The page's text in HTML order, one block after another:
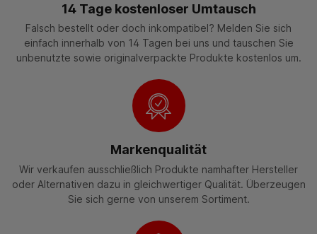
14 Tage kostenloser Umtausch
Falsch bestellt oder doch inkompatibel? Melden Sie sich
einfach innerhalb von 14 Tagen bei uns und tauschen Sie
unbenutzte sowie originalverpackte Produkte kostenlos um.
Markenqualität
Wir verkaufen ausschließlich Produkte namhafter Hersteller
oder Alternativen dazu in gleichwertiger Qualität. Überzeugen
Sie sich gerne von unserem Sortiment.